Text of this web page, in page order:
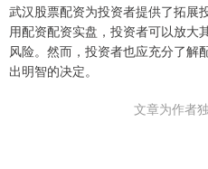
武汉股票配资为投资者提供了拓展
用配资配资实盘，投资者可以放大
风险。然而，投资者也应充分了解
出明智的决定。
文章为作者